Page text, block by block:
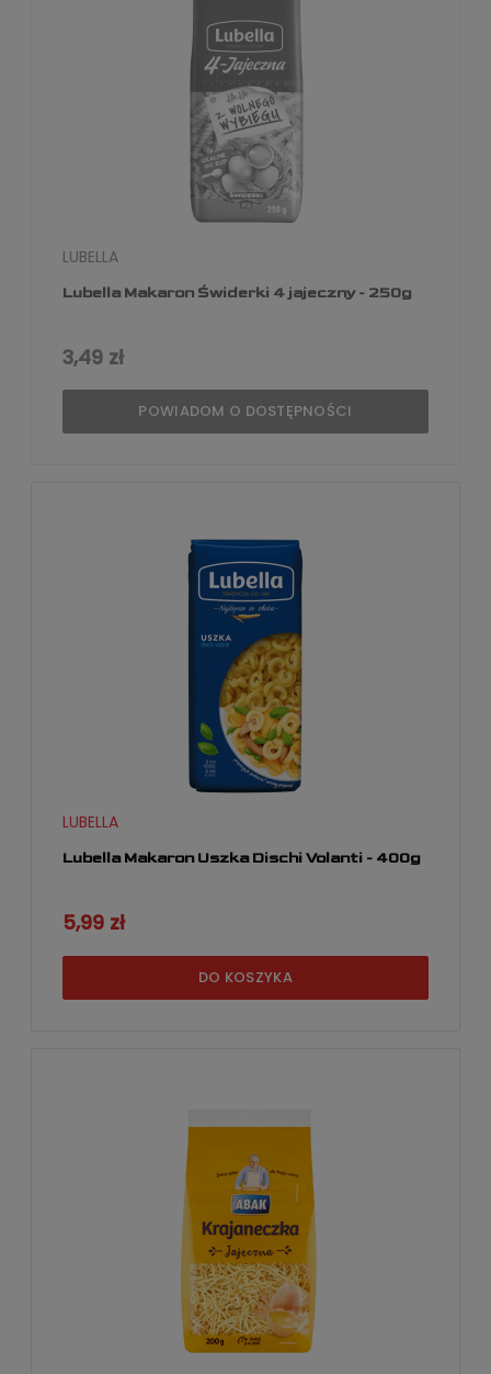
Lubella Makaron Świderki 4 jajeczny - 250g
LUBELLA
3,49 zł
POWIADOM O DOSTĘPNOŚCI
Lubella Makaron Uszka Dischi Volanti - 400g
LUBELLA
5,99 zł
DO KOSZYKA